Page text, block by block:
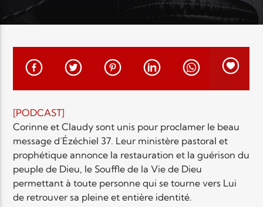
EN CE MOMENT
TITRE
ARTISTE
Radio Elyon
[PODCAST]
Corinne et Claudy sont unis pour proclamer le beau
message d’Ézéchiel 37. Leur ministère pastoral et
prophétique annonce la restauration et la guérison du
peuple de Dieu, le Souffle de la Vie de Dieu
permettant à toute personne qui se tourne vers Lui
de retrouver sa pleine et entière identité.